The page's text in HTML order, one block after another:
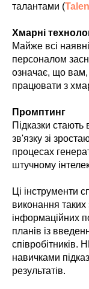
талантами (
Хмарні
Майже всі
персоналом
означає, що вам,
працювати з
Промптинг
Підказки
зв'язку зі
процесах
штучному
Ці інструменти
виконання
інформаційних
планів із
співробітників.
навичками
результатів.